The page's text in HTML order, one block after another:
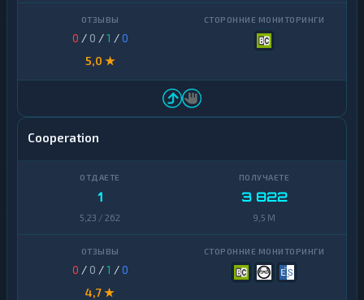
0 / 0 /1 /0
5,0 ★
Cooperation
1
5,23 / 262
3 822
9,5 M
0 / 0 /1 /0
4,7 ★